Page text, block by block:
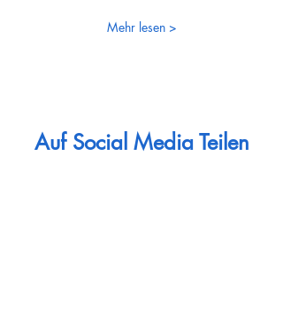
Mehr lesen >
Auf Social Media Teilen